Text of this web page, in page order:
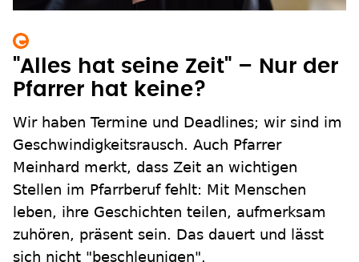
"Alles hat seine Zeit" – Nur der
Pfarrer hat keine?
Wir haben Termine und Deadlines; wir sind im
Geschwindigkeitsrausch. Auch Pfarrer
Meinhard merkt, dass Zeit an wichtigen
Stellen im Pfarrberuf fehlt: Mit Menschen
leben, ihre Geschichten teilen, aufmerksam
zuhören, präsent sein. Das dauert und lässt
sich nicht "beschleunigen".